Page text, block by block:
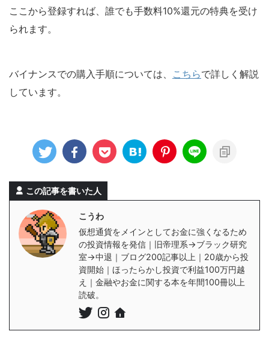
ここから登録すれば、 誰でも手数料10%還元の特典を受け
られます。
バイナンスでの購入手順については、 こちらで詳しく解説
しています。
この記事を書いた人
こうわ
仮想通貨をメインとしてお金に強くなるため
の投資情報を発信｜旧帝理系→ブラック研究
室→中退｜ブログ200記事以上｜20歳から投
資開始｜ほったらかし投資で利益100万円越
え｜金融やお金に関する本を年間100冊以上
読破。